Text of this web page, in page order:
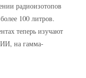
радиоизотопов
100 литров.
теперь изучают
на гамма-